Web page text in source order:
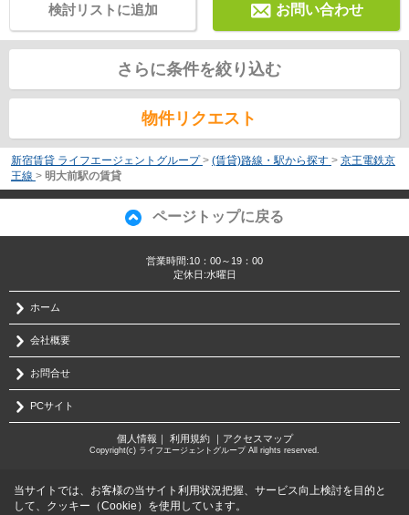
お問い合わせ
検討リストに追加
さらに条件を絞り込む
物件リクエスト
新宿賃貸 ライフエージェントグループ > (賃貸)路線・駅から探す > 京王電鉄京
王線 > 明大前駅の賃貸
ページトップに戻る
営業時間:10：00～19：00
定休日:水曜日
ホーム
会社概要
お問合せ
PCサイト
個人情報 ｜ 利用規約｜ アクセスマップ
Copyright(c) ライフエージェントグループ All rights reserved.
当サイトでは、お客様の当サイト利用状況把握、サービス向上検討を目的と
して、クッキー（Cookie）を使用しています。